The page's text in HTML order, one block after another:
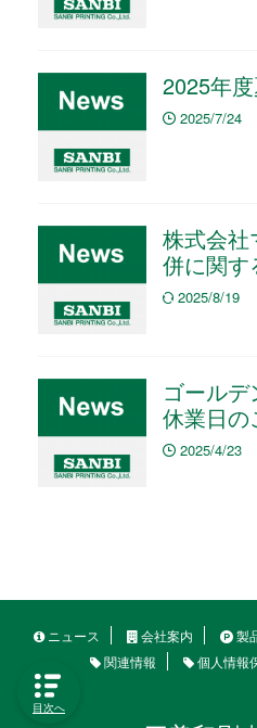
2025年
2025/7/24
株式会社
併に関す
2025/8/19
ゴール
休業日の
2025/4/23
ニュース 会社案内 製
関連情報
個人情報
目次へ